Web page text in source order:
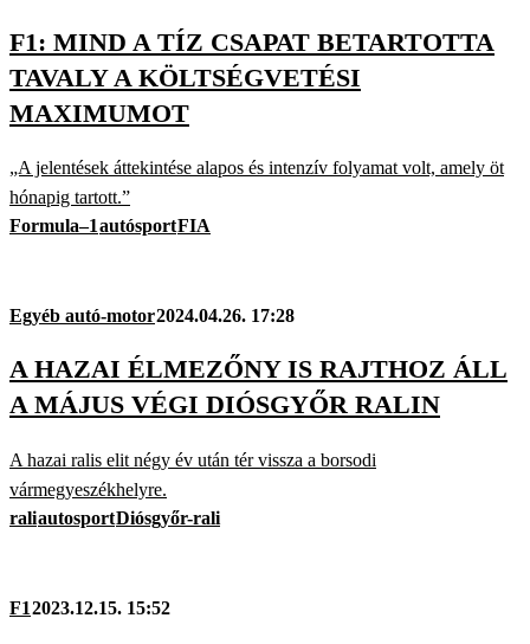
F1: MIND A TÍZ CSAPAT BETARTOTTA
TAVALY A KÖLTSÉGVETÉSI
MAXIMUMOT
„A jelentések áttekintése alapos és intenzív folyamat volt, amely öt
hónapig tartott.”
Formula–1autósportFIA
Egyéb autó-motor2024.04.26. 17:28
A HAZAI ÉLMEZŐNY IS RAJTHOZ ÁLL
A MÁJUS VÉGI DIÓSGYŐR RALIN
A hazai ralis elit négy év után tér vissza a borsodi
vármegyeszékhelyre.
raliautosportDiósgyőr-rali
F12023.12.15. 15:52